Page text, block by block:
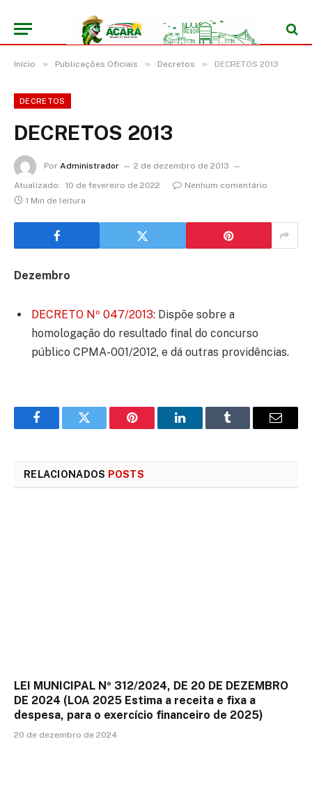
Início » Publicações Oficiais » Decretos » DECRETOS 2013
DECRETOS
DECRETOS 2013
Por Administrador
2 de dezembro de 2013
Atualizado: 10 de fevereiro de 2022
Nenhum comentário
1 Min de leitura
Dezembro
DECRETO Nº 047/2013: Dispõe sobre a
homologação do resultado final do concurso
público CPMA-001/2012, e dá outras providências.
FacebookTwitter Pinterest LinkedInTumblr
E-
RELACIONADOS POSTS
LEI MUNICIPAL Nº 312/2024, DE 20 DE DEZEMBRO
DE 2024 (LOA 2025 Estima a receita e fixa a
despesa, para o exercício financeiro de 2025)
20 de dezembro de 2024